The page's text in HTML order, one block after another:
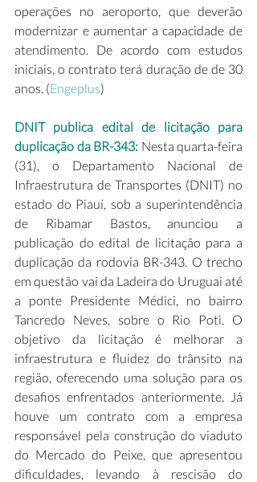
operações no aeroporto, que deverão
modernizar e aumentar a capacidade de
atendimento. De acordo com estudos
iniciais, o contrato terá duração de de 30
anos. (Engeplus)
DNIT publica edital de licitação para
duplicação da BR-343: Nesta quarta-feira
(31), o Departamento Nacional de
Infraestrutura de Transportes (DNIT) no
estado do Piauí, sob a superintendência
de Ribamar Bastos, anunciou a
publicação do edital de licitação para a
duplicação da rodovia BR-343. O trecho
em questão vai da Ladeira do Uruguai até
a ponte Presidente Médici, no bairro
Tancredo Neves, sobre o Rio Poti. O
objetivo da licitação é melhorar a
infraestrutura e fluidez do trânsito na
região, oferecendo uma solução para os
desafios enfrentados anteriormente. Já
houve um contrato com a empresa
responsável pela construção do viaduto
do Mercado do Peixe, que apresentou
dificuldades, levando à rescisão do